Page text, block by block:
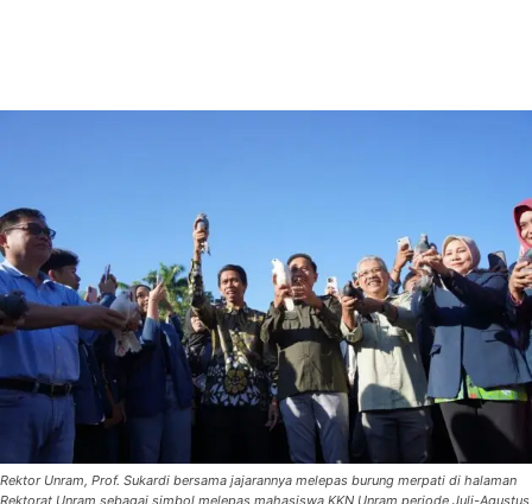
Rektor Unram, Prof. Sukardi bersama jajarannya melepas burung merpati di halaman